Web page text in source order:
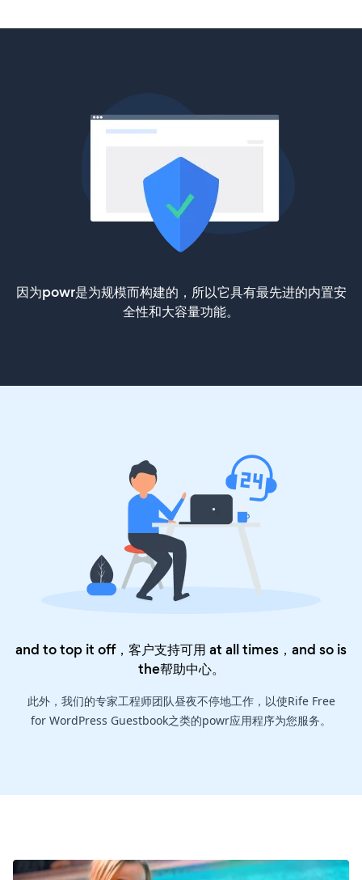
因为powr是为规模而构建的，所以它具有最先进的内置安
全性和大容量功能。
and to top it off，客户支持可用 at all times，and so is
the帮助中心。
此外，我们的专家工程师团队昼夜不停地工作，以使Rife Free
for WordPress Guestbook之类的powr应用程序为您服务。